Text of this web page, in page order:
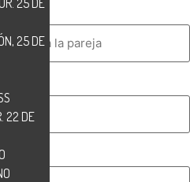
25 DE
25 DE
22 DE